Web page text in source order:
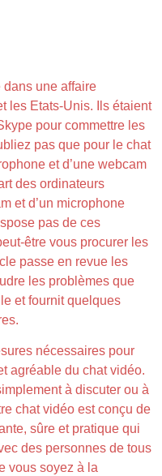
dans une affaire
les Etats-Unis. Ils étaient
pour commettre les
pas que pour le chat
et d’une webcam
des ordinateurs
et d’un microphone
pas de ces
être vous procurer les
passe en revue les
les problèmes que
et fournit quelques
nécessaires pour
agréable du chat vidéo.
à discuter ou à
chat vidéo est conçu de
sûre et pratique qui
des personnes de tous
vous soyez à la